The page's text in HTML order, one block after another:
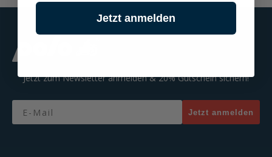
Jetzt zum Newsletter anmelden & 20% Gutschein sichern!
Email
Jetzt anmelden
Jetzt anmelden